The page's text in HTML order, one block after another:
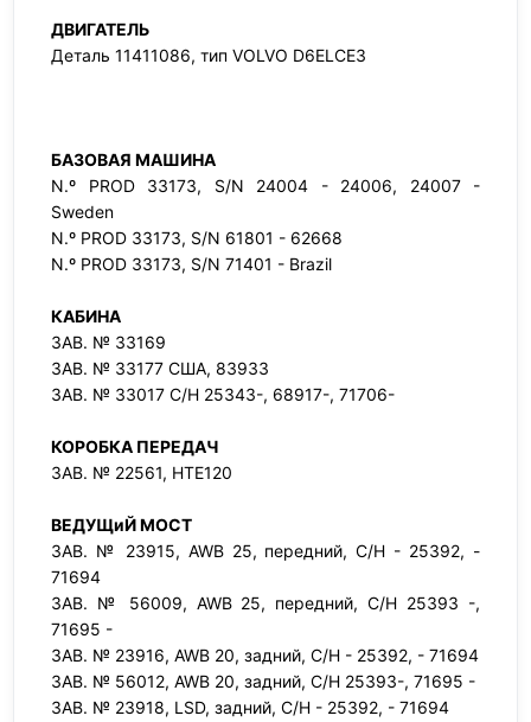
ДВИГАТЕЛЬ
Деталь 11411086, тип VOLVO D6ELCE3
БАЗОВАЯ МАШИНА
N.º PROD 33173, S/N 24004 - 24006, 24007 -
Sweden
N.º PROD 33173, S/N 61801 - 62668
N.º PROD 33173, S/N 71401 - Brazil
КАБИНА
ЗАВ. № 33169
ЗАВ. № 33177 США, 83933
ЗАВ. № 33017 С/Н 25343-, 68917-, 71706-
КОРОБКА ПЕРЕДАЧ
ЗАВ. № 22561, HTE120
ВЕДУЩиЙ МОСТ
ЗАВ. № 23915, AWB 25, передний, С/Н - 25392, -
71694
ЗАВ. № 56009, AWB 25, передний, С/Н 25393 -,
71695 -
ЗАВ. № 23916, AWB 20, задний, С/Н - 25392, - 71694
ЗАВ. № 56012, AWB 20, задний, С/Н 25393-, 71695 -
ЗАВ. № 23918, LSD, задний, С/Н - 25392, - 71694